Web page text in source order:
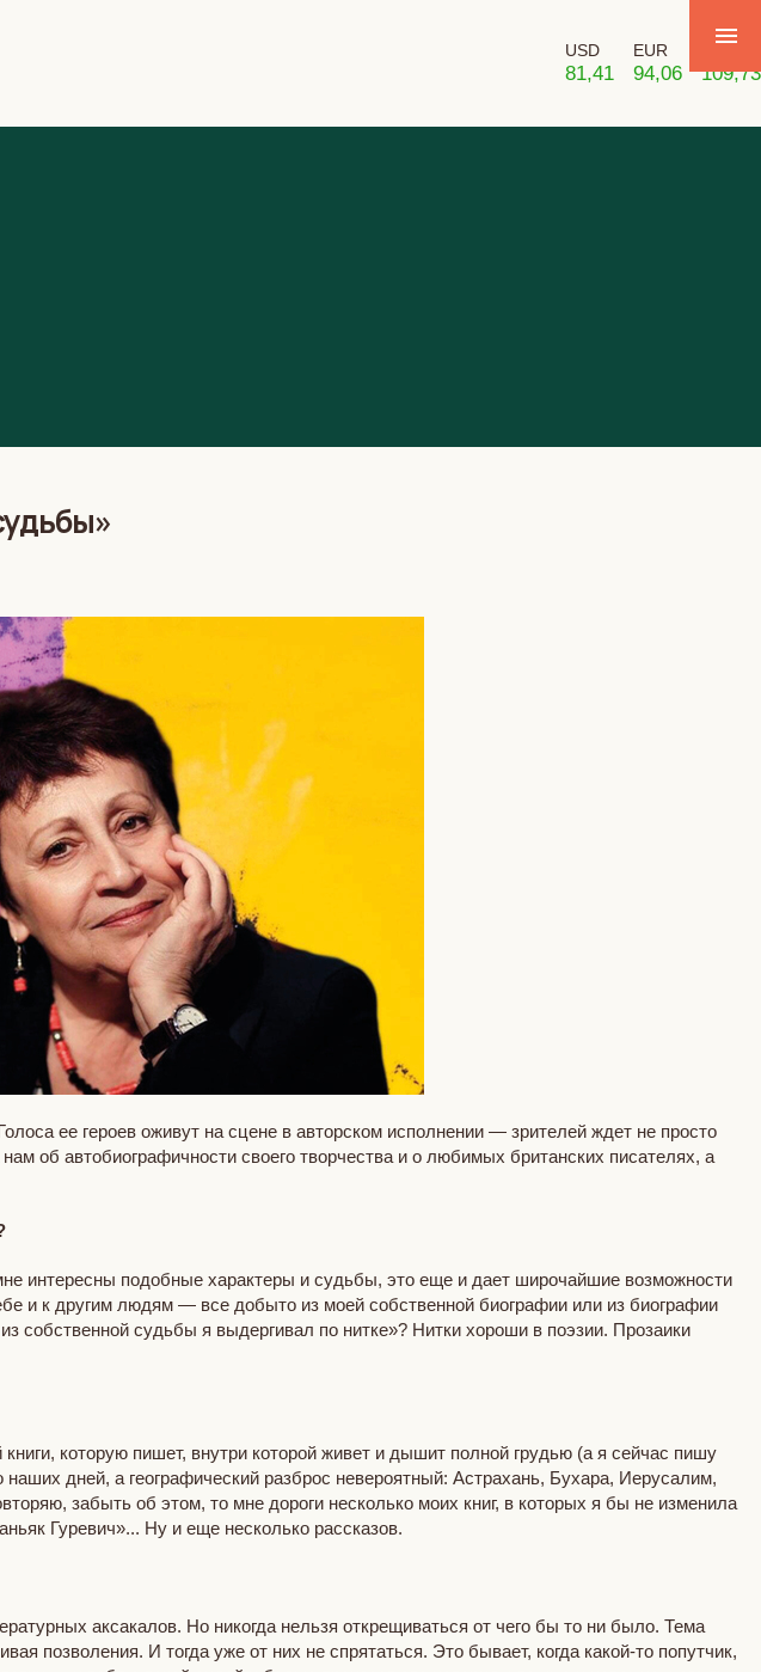
USD
81,41
EUR
94,06 109,73
ее героев оживут на сцене в авторском исполнении — зрителей ждет не просто
об автобиографичности своего творчества и о любимых британских писателях, а
интересны подобные характеры и судьбы, это еще и дает широчайшие возможности
и к другим людям — все добыто из моей собственной биографии или из биографии
судьбы я выдергивал по нитке»? Нитки хороши в поэзии. Прозаики
которую пишет, внутри которой живет и дышит полной грудью (а я сейчас пишу
дней, а географический разброс невероятный: Астрахань, Бухара, Иерусалим,
забыть об этом, то мне дороги несколько моих книг, в которых я бы не изменила
Гуревич»... Ну и еще несколько рассказов.
аксакалов. Но никогда нельзя открещиваться от чего бы то ни было. Тема
позволения. И тогда уже от них не спрятаться. Это бывает, когда какой-то попутчик,